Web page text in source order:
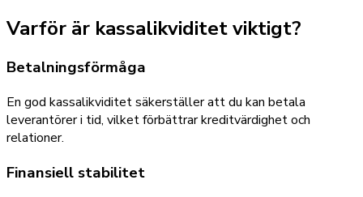
Varför är kassalikviditet viktigt?
Betalningsförmåga
En god kassalikviditet säkerställer att du kan betala
leverantörer i tid, vilket förbättrar kreditvärdighet och
relationer.
Finansiell stabilitet